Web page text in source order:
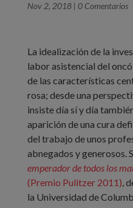
Nov 2, 2018| 0 Comentarios
La idealización de la
labor asistencial del
de las características
rosa; desde una
insiste día sí y día
aparición de una cura
del trabajo de unos
abnegados y generosos.
emperador de todos los
(Premio Pulitzer 2011),
la Universidad de